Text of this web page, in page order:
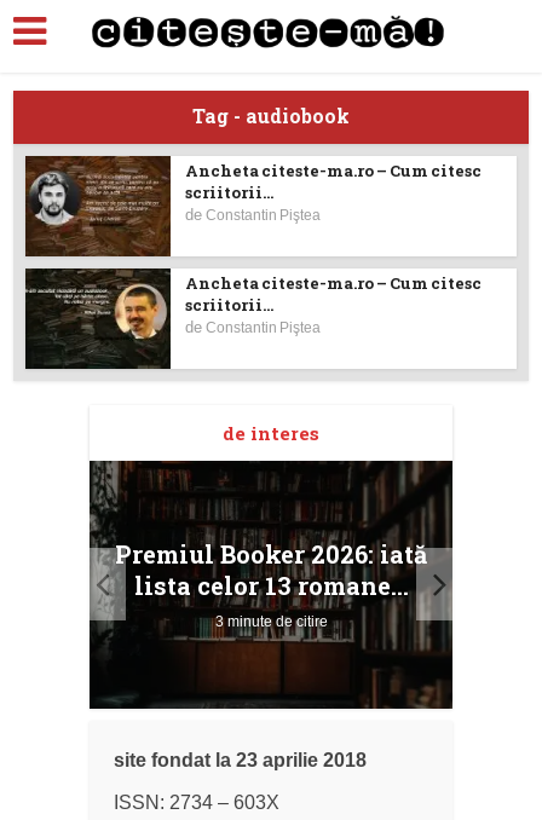
Tag - audiobook
Ancheta citeste-ma.ro – Cum citesc
scriitorii...
deConstantin Piştea
Ancheta citeste-ma.ro – Cum citesc
scriitorii...
deConstantin Piştea
de interes
Premiul Booker 2026: iată
lista celor 13 romane...
3 minute de citire
site fondat la 23 aprilie 2018
ISSN: 2734 – 603X